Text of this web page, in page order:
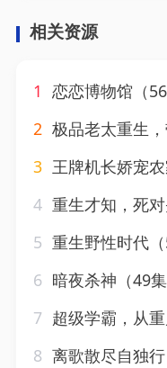
相关资源
1 恋恋博物馆（
2 极品老太重生，带着
3 王牌机长娇宠农
4 重生才知，死对头
5 重生野性时代
6 暗夜杀神（49集
7 超级学霸，从重启
8 离歌散尽自独